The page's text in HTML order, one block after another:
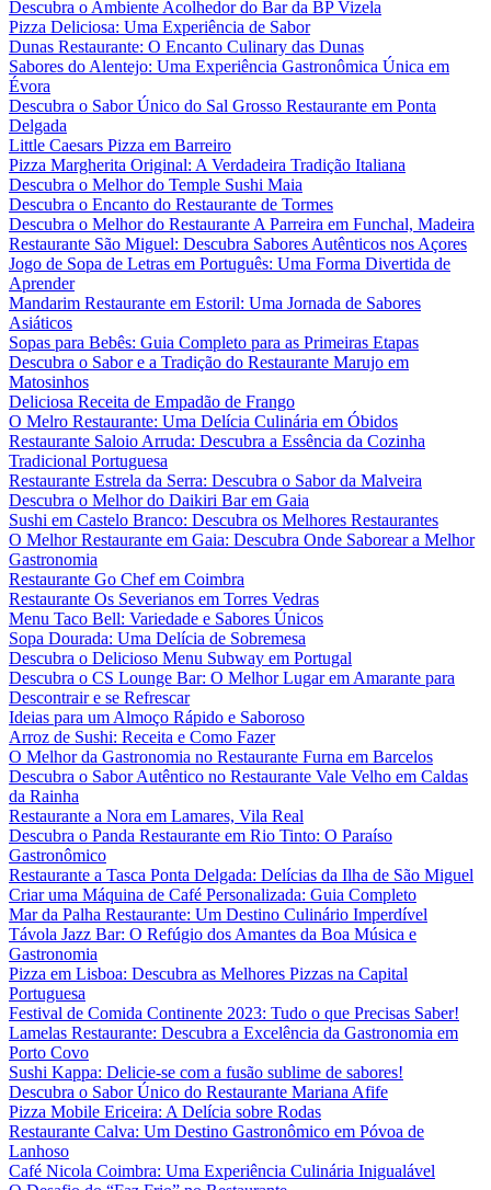
Descubra o Ambiente Acolhedor do Bar da BP Vizela
Pizza Deliciosa: Uma Experiência de Sabor
Dunas Restaurante: O Encanto Culinary das Dunas
Sabores do Alentejo: Uma Experiência Gastronômica Única em
Évora
Descubra o Sabor Único do Sal Grosso Restaurante em Ponta
Delgada
Little Caesars Pizza em Barreiro
Pizza Margherita Original: A Verdadeira Tradição Italiana
Descubra o Melhor do Temple Sushi Maia
Descubra o Encanto do Restaurante de Tormes
Descubra o Melhor do Restaurante A Parreira em Funchal, Madeira
Restaurante São Miguel: Descubra Sabores Autênticos nos Açores
Jogo de Sopa de Letras em Português: Uma Forma Divertida de
Aprender
Mandarim Restaurante em Estoril: Uma Jornada de Sabores
Asiáticos
Sopas para Bebês: Guia Completo para as Primeiras Etapas
Descubra o Sabor e a Tradição do Restaurante Marujo em
Matosinhos
Deliciosa Receita de Empadão de Frango
O Melro Restaurante: Uma Delícia Culinária em Óbidos
Restaurante Saloio Arruda: Descubra a Essência da Cozinha
Tradicional Portuguesa
Restaurante Estrela da Serra: Descubra o Sabor da Malveira
Descubra o Melhor do Daikiri Bar em Gaia
Sushi em Castelo Branco: Descubra os Melhores Restaurantes
O Melhor Restaurante em Gaia: Descubra Onde Saborear a Melhor
Gastronomia
Restaurante Go Chef em Coimbra
Restaurante Os Severianos em Torres Vedras
Menu Taco Bell: Variedade e Sabores Únicos
Sopa Dourada: Uma Delícia de Sobremesa
Descubra o Delicioso Menu Subway em Portugal
Descubra o CS Lounge Bar: O Melhor Lugar em Amarante para
Descontrair e se Refrescar
Ideias para um Almoço Rápido e Saboroso
Arroz de Sushi: Receita e Como Fazer
O Melhor da Gastronomia no Restaurante Furna em Barcelos
Descubra o Sabor Autêntico no Restaurante Vale Velho em Caldas
da Rainha
Restaurante a Nora em Lamares, Vila Real
Descubra o Panda Restaurante em Rio Tinto: O Paraíso
Gastronômico
Restaurante a Tasca Ponta Delgada: Delícias da Ilha de São Miguel
Criar uma Máquina de Café Personalizada: Guia Completo
Mar da Palha Restaurante: Um Destino Culinário Imperdível
Távola Jazz Bar: O Refúgio dos Amantes da Boa Música e
Gastronomia
Pizza em Lisboa: Descubra as Melhores Pizzas na Capital
Portuguesa
Festival de Comida Continente 2023: Tudo o que Precisas Saber!
Lamelas Restaurante: Descubra a Excelência da Gastronomia em
Porto Covo
Sushi Kappa: Delicie-se com a fusão sublime de sabores!
Descubra o Sabor Único do Restaurante Mariana Afife
Pizza Mobile Ericeira: A Delícia sobre Rodas
Restaurante Calva: Um Destino Gastronômico em Póvoa de
Lanhoso
Café Nicola Coimbra: Uma Experiência Culinária Inigualável